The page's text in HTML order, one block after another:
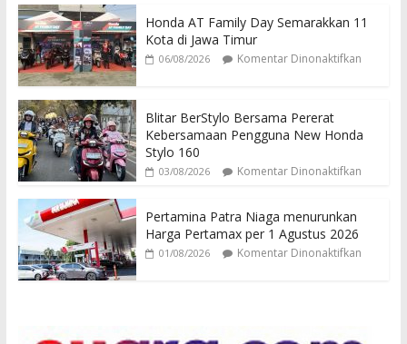
Honda AT Family Day Semarakkan 11
Kota di Jawa Timur
06/08/2026 Komentar Dinonaktifkan
Blitar BerStylo Bersama Pererat
Kebersamaan Pengguna New Honda
Stylo 160
03/08/2026 Komentar Dinonaktifkan
Pertamina Patra Niaga menurunkan
Harga Pertamax per 1 Agustus 2026
01/08/2026 Komentar Dinonaktifkan